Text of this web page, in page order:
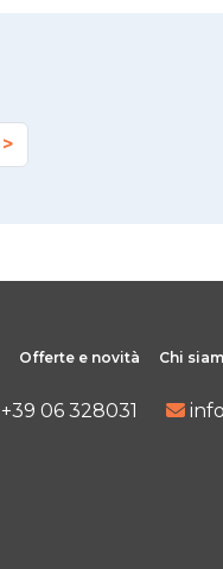
Offerte e novità Chi
+39 06 328031